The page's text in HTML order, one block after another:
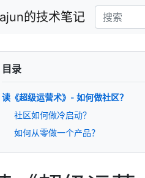
的技术笔记
目录
读《超级运营术》- 如何做社区？
社区如何做冷启动？
如何从零做一个产品？